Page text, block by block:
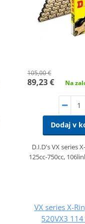
105,00 €
89,23 € Na
Dodaj v
D.I.D's VX series
125cc-750cc,
VX series X-
520VX3